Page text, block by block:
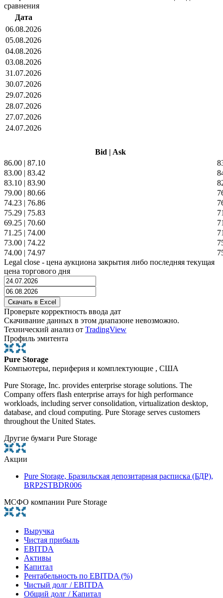
сравнения
Дата
06.08.2026
05.08.2026
04.08.2026
03.08.2026
31.07.2026
30.07.2026
29.07.2026
28.07.2026
27.07.2026
24.07.2026
Bid | Ask
86.00 | 87.10
83.00 | 83.42
83.10 | 83.90
79.00 | 80.66
74.23 | 76.86
75.29 | 75.83
69.25 | 70.60
71.25 | 74.00
73.00 | 74.22
74.00 | 74.97
Legal close - цена аукциона закрытия либо последняя текущая
цена торгового дня
Проверьте корректность ввода дат
Скачивание данных в этом диапазоне невозможно.
Технический анализ от TradingView
Профиль эмитента
Pure Storage
Компьютеры, периферия и комплектующие , США
Pure Storage, Inc. provides enterprise storage solutions. The
Company offers flash enterprise arrays for high performance
workloads, including server consolidation, virtualization desktop,
database, and cloud computing. Pure Storage serves customers
throughout the United States.
Другие бумаги Pure Storage
Акции
Pure Storage, Бразильская депозитарная расписка (БДР),
BRP2STBDR006
МСФО компании Pure Storage
Выручка
Чистая прибыль
EBITDA
Активы
Капитал
Рентабельность по EBITDA (%)
Чистый долг / EBITDA
Общий долг / Капитал